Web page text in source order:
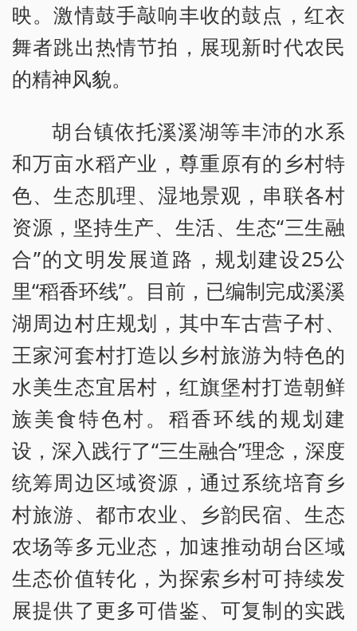
映。激情鼓手敲响丰收的鼓点，红衣
舞者跳出热情节拍，展现新时代农民
的精神风貌。
胡台镇依托溪溪湖等丰沛的水系
和万亩水稻产业，尊重原有的乡村特
色、生态肌理、湿地景观，串联各村
资源，坚持生产、生活、生态“三生融
合”的文明发展道路，规划建设25公
里“稻香环线”。目前，已编制完成溪溪
湖周边村庄规划，其中车古营子村、
王家河套村打造以乡村旅游为特色的
水美生态宜居村，红旗堡村打造朝鲜
族美食特色村。稻香环线的规划建
设，深入践行了“三生融合”理念，深度
统筹周边区域资源，通过系统培育乡
村旅游、都市农业、乡韵民宿、生态
农场等多元业态，加速推动胡台区域
生态价值转化，为探索乡村可持续发
展提供了更多可借鉴、可复制的实践